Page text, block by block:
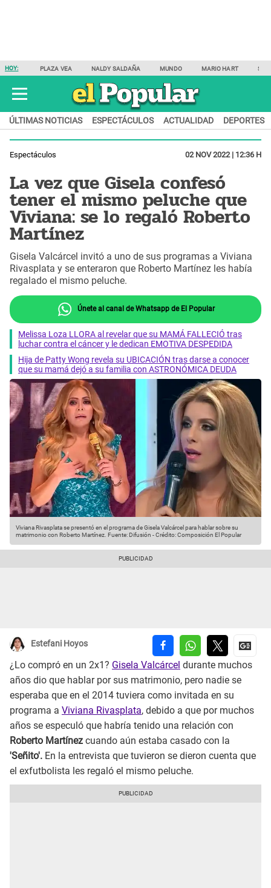
HOY: PLAZA VEA NALDY SALDAÑA MUNDO MARIO HART
ÚLTIMAS NOTICIAS ESPECTÁCULOS ACTUALIDAD DEPORTES
Espectáculos 02 NOV 2022 | 12:36 H
La vez que Gisela confesó
tener el mismo peluche que
Viviana: se lo regaló Roberto
Martínez
Gisela Valcárcel invitó a uno de sus programas a Viviana
Rivasplata y se enteraron que Roberto Martínez les había
regalado el mismo peluche.
Únete al canal de Whatsapp de El Popular
Melissa Loza LLORA al revelar que su MAMÁ FALLECIÓ tras
luchar contra el cáncer y le dedican EMOTIVA DESPEDIDA
Hija de Patty Wong revela su UBICACIÓN tras darse a conocer
que su mamá dejó a su familia con ASTRONÓMICA DEUDA
Viviana Rivasplata se presentó en el programa de Gisela Valcárcel para hablar sobre su
matrimonio con Roberto Martínez. Fuente: Difusión -Crédito: Composición El Popular
Estefani Hoyos
¿Lo compró en un 2x1? Gisela Valcárcel durante muchos
años dio que hablar por sus matrimonio, pero nadie se
esperaba que en el 2014 tuviera como invitada en su
programa a Viviana Rivasplata, debido a que por muchos
años se especuló que habría tenido una relación con
Roberto Martínez cuando aún estaba casado con la
'Señito'. En la entrevista que tuvieron se dieron cuenta que
el exfutbolista les regaló el mismo peluche.